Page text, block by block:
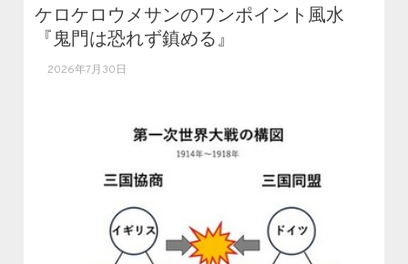
ケロケロウメサンのワンポイント風水
『鬼門は恐れず鎮める』
2026年7月30日